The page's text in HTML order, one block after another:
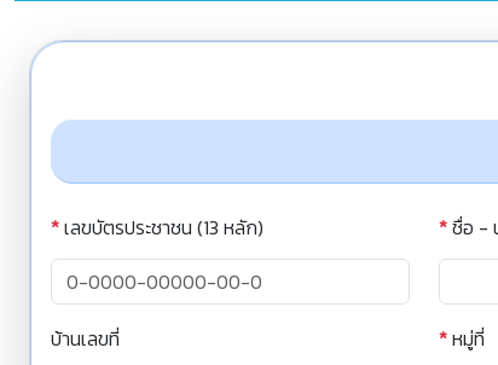
*เลขบัตรประชาชน (13 หลัก) *ชื่อ -
บ้านเลขที่ *หมู่ที่